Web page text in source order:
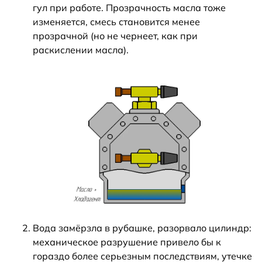
гул при работе. Прозрачность масла тоже
изменяется, смесь становится менее
прозрачной (но не чернеет, как при
раскислении масла).
Вода замёрзла в рубашке, разорвало цилиндр:
механическое разрушение привело бы к
гораздо более серьезным последствиям, утечке